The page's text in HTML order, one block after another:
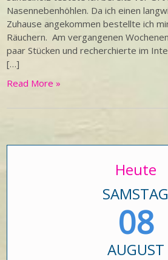
Nasennebenhöhlen. Da ich einen
Zuhause angekommen bestellte ich
Räuchern. Am vergangenen
paar Stücken und recherchierte im
[…]
Read More »
Heute
SAMSTAG
08
AUGUST